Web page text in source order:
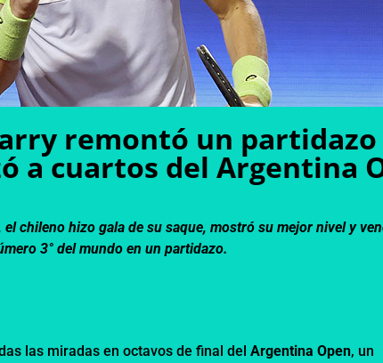
remontó un partidazo
a cuartos del Argentina
chileno hizo gala de su saque, mostró su mejor nivel y
3° del mundo en un partidazo.
las miradas en octavos de final delArgentina Open, un